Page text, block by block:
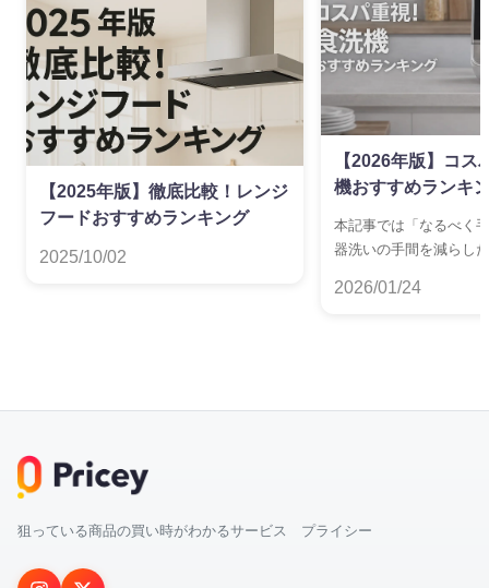
【2025年版】徹底比較！レンジ
フードおすすめランキング
2025/10/02
【2026年版】コス
機おすすめランキ
本記事では「なるべく
器洗いの手間を減らし
しい」——そんな方に
2026/01/24
狙っている商品の買い時がわかるサービス プライシー